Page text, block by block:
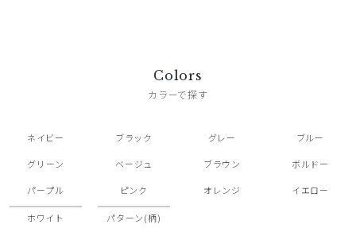
Colors
カラーで探す
ネイビー ブラック グレー ブルー
グリーン ベージュ ブラウン ボルドー
パープル ピンク オレンジ イエロー
ホワイト パターン(柄)